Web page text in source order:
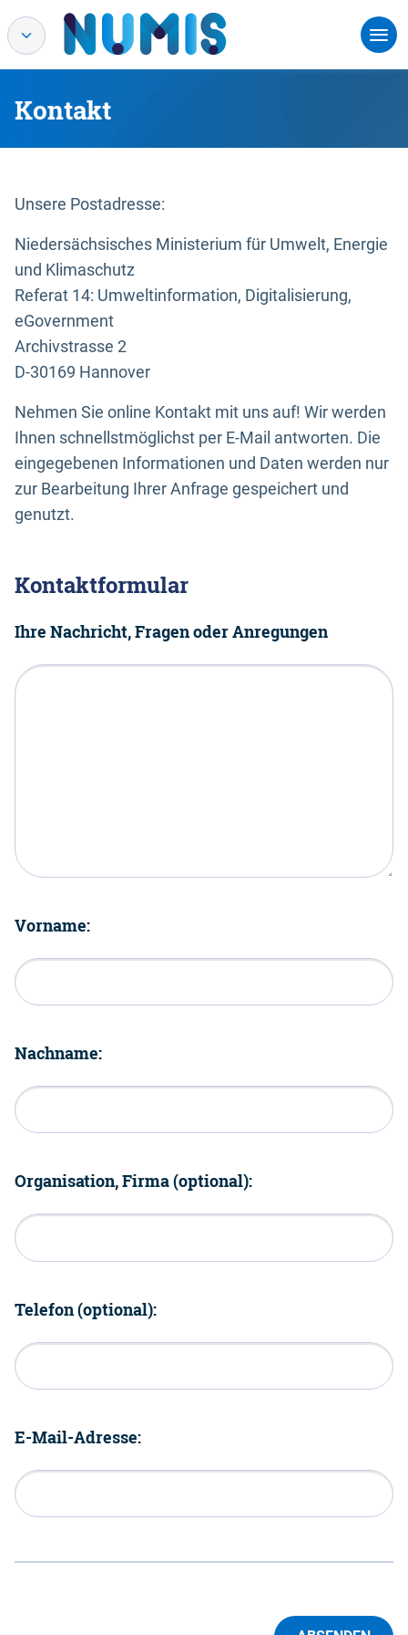
Kontakt
Unsere Postadresse:
Niedersächsisches Ministerium für Umwelt, Energie
und Klimaschutz
Referat 14: Umweltinformation, Digitalisierung,
eGovernment
Archivstrasse 2
D-30169 Hannover
Nehmen Sie online Kontakt mit uns auf! Wir werden
Ihnen schnellstmöglichst per E-Mail antworten. Die
eingegebenen Informationen und Daten werden nur
zur Bearbeitung Ihrer Anfrage gespeichert und
genutzt.
Kontaktformular
Ihre Nachricht, Fragen oder Anregungen
Vorname:
Nachname:
Organisation, Firma (optional):
Telefon (optional):
E-Mail-Adresse: